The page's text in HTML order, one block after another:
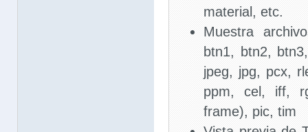
material, etc.
Muestra
btn1, btn2,
jpeg, jpg, pcx,
ppm, cel, iff,
frame), pic, tim